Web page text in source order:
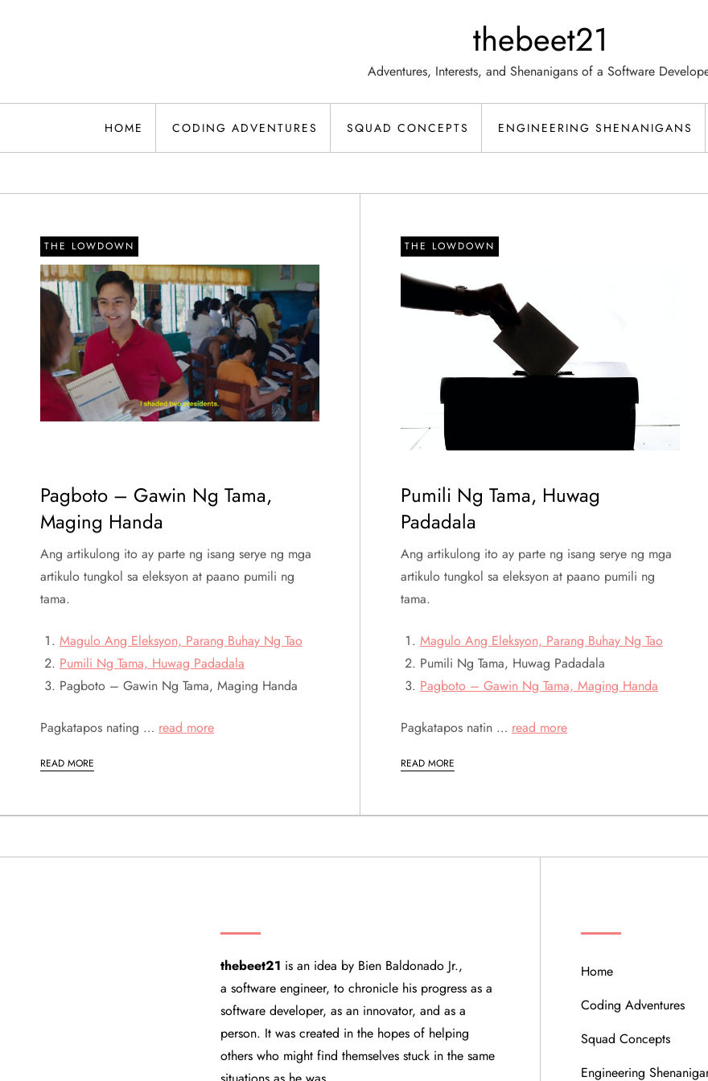
thebeet21
Adventures, Interests, and Shenanigans of a Software
HOME CODING ADVENTURES SQUAD CONCEPTS ENGINEERING SHENANIGANS
THE LOWDOWN
Pagboto – Gawin Ng Tama,
Maging Handa
Ang artikulong ito ay parte ng isang serye ng mga
artikulo tungkol sa eleksyon at paano pumili ng
tama.
Magulo Ang Eleksyon, Parang Buhay Ng Tao
Pumili Ng Tama, Huwag Padadala
Pagboto – Gawin Ng Tama, Maging Handa
Pagkatapos nating … read more
READ MORE
THE LOWDOWN
Pumili Ng Tama, Huwag
Padadala
Ang artikulong ito ay parte ng isang serye ng mga
artikulo tungkol sa eleksyon at paano pumili ng
tama.
Magulo Ang Eleksyon, Parang Buhay Ng Tao
Pumili Ng Tama, Huwag Padadala
Pagboto – Gawin Ng Tama, Maging Handa
Pagkatapos natin … read more
READ MORE
thebeet21 is an idea by Bien Baldonado Jr.,
a software engineer, to chronicle his progress as a
software developer, as an innovator, and as a
person. It was created in the hopes of helping
others who might find themselves stuck in the same
Home
Coding Adventures
Squad Concepts
Engineering